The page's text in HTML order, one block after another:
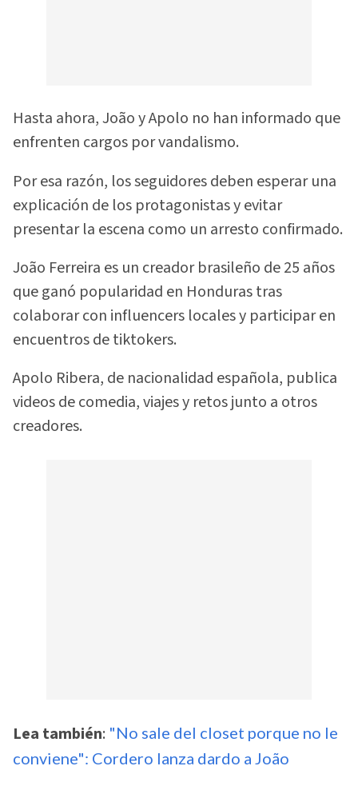
Hasta ahora, João y Apolo no han informado que
enfrenten cargos por vandalismo.
Por esa razón, los seguidores deben esperar una
explicación de los protagonistas y evitar
presentar la escena como un arresto confirmado.
João Ferreira es un creador brasileño de 25 años
que ganó popularidad en Honduras tras
colaborar con influencers locales y participar en
encuentros de tiktokers.
Apolo Ribera, de nacionalidad española, publica
videos de comedia, viajes y retos junto a otros
creadores.
Lea también: "No sale del closet porque no le
conviene": Cordero lanza dardo a João